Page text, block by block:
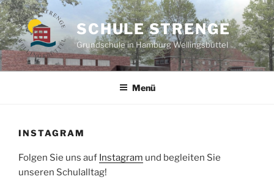
Zum
Inhalt
springen
SCHULE STRENGE
Grundschule in Hamburg Wellingsbüttel
Menü
INSTAGRAM
Folgen Sie uns auf Instagram und begleiten Sie
unseren Schulalltag!